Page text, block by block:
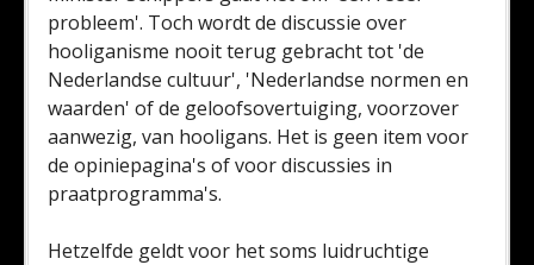
probleem'. Toch wordt de discussie over
hooliganisme nooit terug gebracht tot 'de
Nederlandse cultuur', 'Nederlandse normen en
waarden' of de geloofsovertuiging, voorzover
aanwezig, van hooligans. Het is geen item voor
de opiniepagina's of voor discussies in
praatprogramma's.
Hetzelfde geldt voor het soms luidruchtige